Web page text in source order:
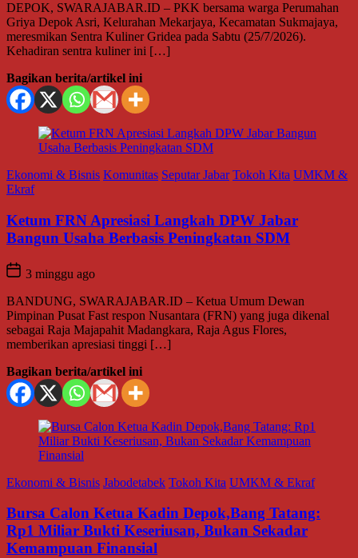
DEPOK, SWARAJABAR.ID – PKK bersama warga Perumahan
Griya Depok Asri, Kelurahan Mekarjaya, Kecamatan Sukmajaya,
meresmikan Sentra Kuliner Gridea pada Sabtu (25/7/2026).
Kehadiran sentra kuliner ini […]
Bagikan berita/artikel ini
Ekonomi & Bisnis Komunitas Seputar Jabar Tokoh Kita UMKM &
Ekraf
Ketum FRN Apresiasi Langkah DPW Jabar
Bangun Usaha Berbasis Peningkatan SDM
3 minggu ago
BANDUNG, SWARAJABAR.ID – Ketua Umum Dewan
Pimpinan Pusat Fast respon Nusantara (FRN) yang juga dikenal
sebagai Raja Majapahit Madangkara, Raja Agus Flores,
memberikan apresiasi tinggi […]
Bagikan berita/artikel ini
Ekonomi & Bisnis Jabodetabek Tokoh Kita UMKM & Ekraf
Bursa Calon Ketua Kadin Depok,Bang Tatang:
Rp1 Miliar Bukti Keseriusan, Bukan Sekadar
Kemampuan Finansial